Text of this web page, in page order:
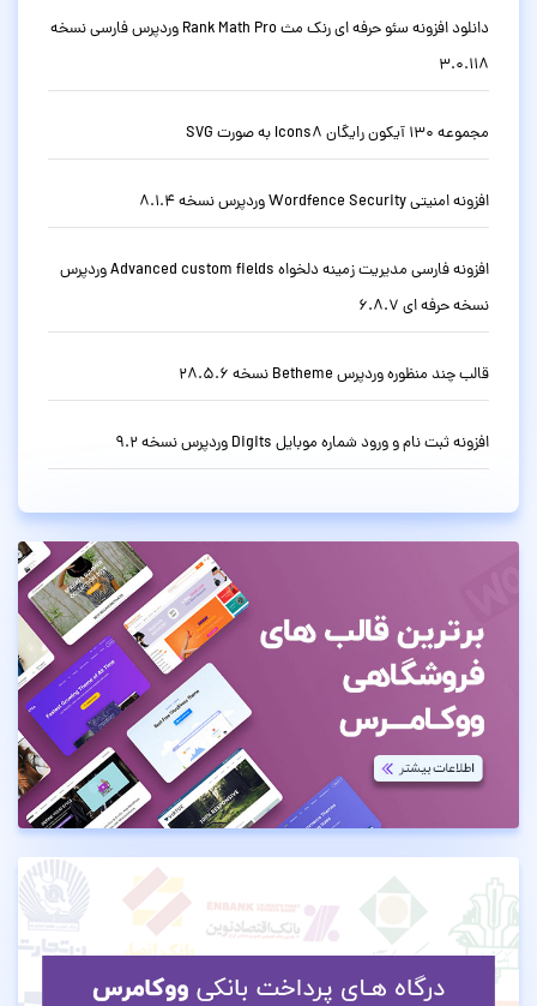
دانلود افزونه سئو حرفه ای رنک مث Rank Math Pro وردپرس فارسی نسخه
3.0.118
مجموعه 130 آیکون رایگان Icons8 به صورت SVG
افزونه امنیتی Wordfence Security وردپرس نسخه 8.1.4
افزونه فارسی مدیریت زمینه دلخواه Advanced custom fields وردپرس
نسخه حرفه ای 6.8.7
قالب چند منظوره وردپرس Betheme نسخه 28.5.6
افزونه ثبت نام و ورود شماره موبایل Digits وردپرس نسخه 9.2